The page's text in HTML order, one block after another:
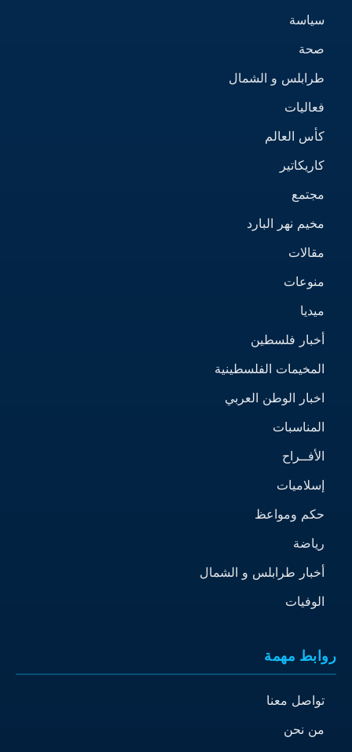
سياسة
صحة
طرابلس و الشمال
فعاليات
كأس العالم
كاريكاتير
مجتمع
مخيم نهر البارد
مقالات
منوعات
ميديا
أخبار فلسطين
المخيمات الفلسطينية
اخبار الوطن العربي
المناسبات
الأفــراح
إسلاميات
حكم ومواعظ
رياضة
أخبار طرابلس و الشمال
الوفيات
روابط مهمة
تواصل معنا
من نحن